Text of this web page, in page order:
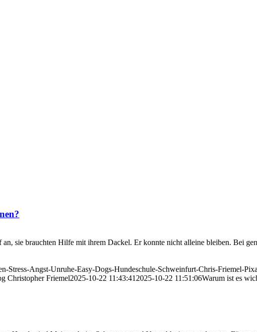
brauchten Hilfe mit ihrem Dackel. Er konnte nicht alleine bleiben. Bei
Stress-Angst-Unruhe-Easy-Dogs-Hundeschule-Schweinfurt-Chris-Friemel-
Christopher Friemel2025-10-22 11:43:41 2025-10-22 11:51:06Warum ist es